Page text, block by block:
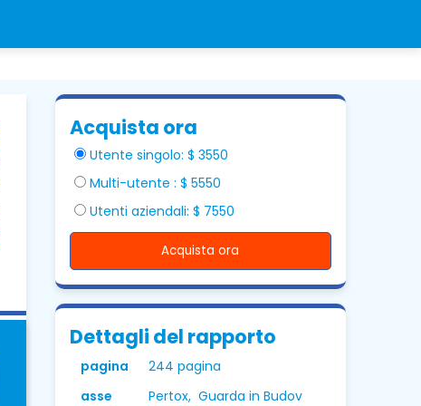
Acquista ora
Utente singolo: $ 3550
Multi-utente : $ 5550
Utenti aziendali: $ 7550
Acquista ora
Dettagli del rapporto
pagina
244 pagina
asse
Pertox, Guarda in Budov